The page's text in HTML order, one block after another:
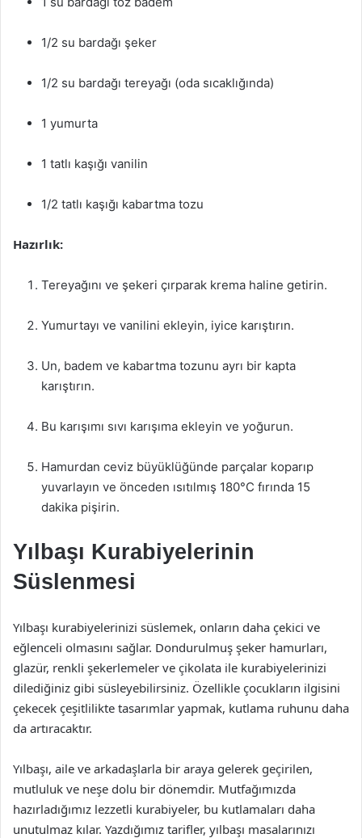
1/2 su bardağı şeker
1/2 su bardağı tereyağı (oda sıcaklığında)
1 yumurta
1 tatlı kaşığı vanilin
1/2 tatlı kaşığı kabartma tozu
Hazırlık:
Tereyağını ve şekeri çırparak krema haline getirin.
Yumurtayı ve vanilini ekleyin, iyice karıştırın.
Un, badem ve kabartma tozunu ayrı bir kapta
karıştırın.
Bu karışımı sıvı karışıma ekleyin ve yoğurun.
Hamurdan ceviz büyüklüğünde parçalar koparıp
yuvarlayın ve önceden ısıtılmış 180°C fırında 15
dakika pişirin.
Yılbaşı Kurabiyelerinin
Süslenmesi
Yılbaşı kurabiyelerinizi süslemek, onların daha çekici ve
eğlenceli olmasını sağlar. Dondurulmuş şeker hamurları,
glazür, renkli şekerlemeler ve çikolata ile kurabiyelerinizi
dilediğiniz gibi süsleyebilirsiniz. Özellikle çocukların ilgisini
çekecek çeşitlilikte tasarımlar yapmak, kutlama ruhunu daha
da artıracaktır.
Yılbaşı, aile ve arkadaşlarla bir araya gelerek geçirilen,
mutluluk ve neşe dolu bir dönemdir. Mutfağımızda
hazırladığımız lezzetli kurabiyeler, bu kutlamaları daha
unutulmaz kılar. Yazdığımız tarifler, yılbaşı masalarınızı